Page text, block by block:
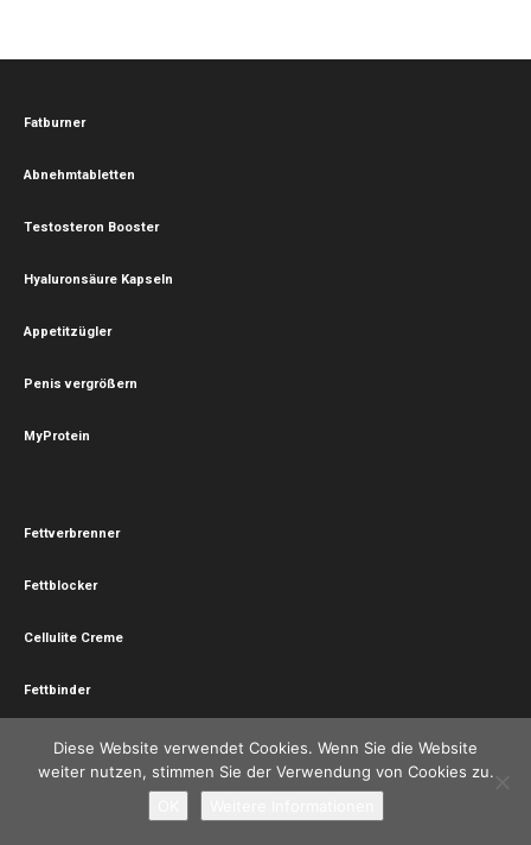
Fatburner
Abnehmtabletten
Testosteron Booster
Hyaluronsäure Kapseln
Appetitzügler
Penis vergrößern
MyProtein
Fettverbrenner
Fettblocker
Cellulite Creme
Fettbinder
Hornhaut Socken
Diese Website verwendet Cookies. Wenn Sie die Website
weiter nutzen, stimmen Sie der Verwendung von Cookies zu.